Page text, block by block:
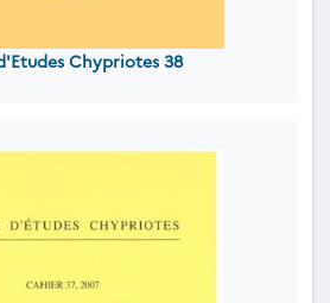
Chypriotes 38